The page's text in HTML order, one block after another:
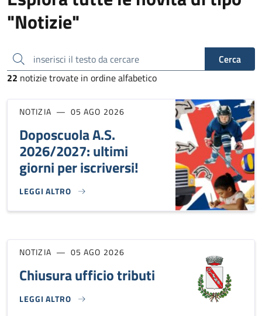
"Notizie"
inserisci il testo da cercare
Cerca
22 notizie trovate in ordine alfabetico
NOTIZIA 05 AGO 2026
Doposcuola A.S.
2026/2027: ultimi
giorni per iscriversi!
LEGGI ALTRO
DOPOSCUOLA A.S. 2026/2027: ULTIMI GIORNI PER
NOTIZIA 05 AGO 2026
Chiusura ufficio tributi
LEGGI ALTRO
CHIUSURA UFFICIO TRIBUTI}